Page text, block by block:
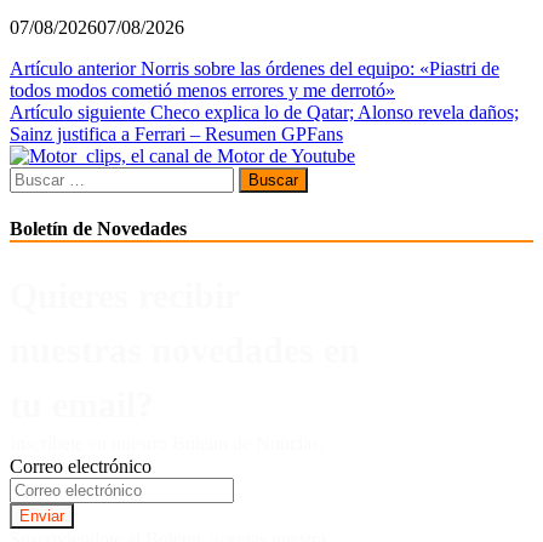
07/08/202607/08/2026
Navegación
de
entradas
Artículo anterior Norris sobre las órdenes del equipo: «Piastri de
todos modos cometió menos errores y me derrotó»
Artículo siguiente Checo explica lo de Qatar; Alonso revela daños;
Sainz justifica a Ferrari – Resumen GPFans
Buscar:
Boletín de Novedades
Correo electrónico